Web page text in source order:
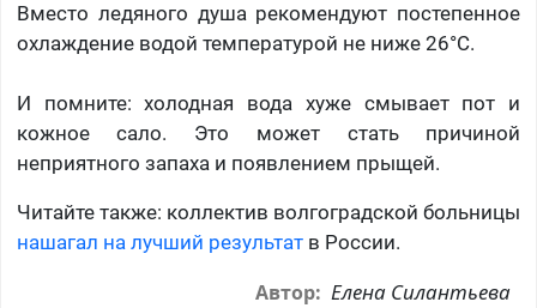
Вместо ледяного душа рекомендуют постепенное
охлаждение водой температурой не ниже 26°C.
И помните: холодная вода хуже смывает пот и
кожное сало. Это может стать причиной
неприятного запаха и появлением прыщей.
Читайте также: коллектив волгоградской больницы
нашагал на лучший результат в России.
Автор: Елена Силантьева